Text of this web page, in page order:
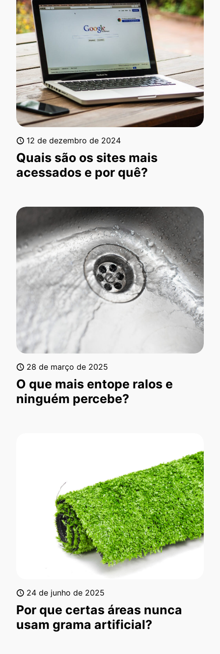
12 de dezembro de 2024
Quais são os sites mais
acessados e por quê?
28 de março de 2025
O que mais entope ralos e
ninguém percebe?
24 de junho de 2025
Por que certas áreas nunca
usam grama artificial?